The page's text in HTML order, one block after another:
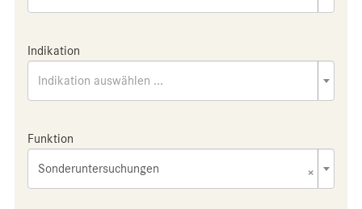
Indikation
Indikation auswählen ...
Funktion
×
Sonderuntersuchungen